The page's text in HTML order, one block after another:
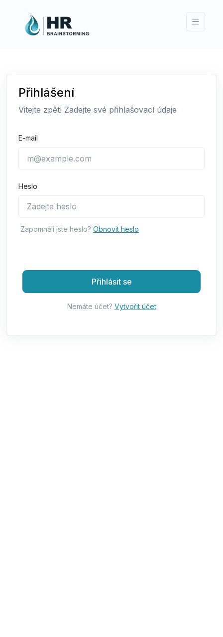
Přihlášení
Vitejte zpět! Zadejte své přihlašovací údaje
E-mail
Heslo
Zapomněli jste heslo? Obnovit heslo
Přihlásit se
Nemáte účet? Vytvořit účet